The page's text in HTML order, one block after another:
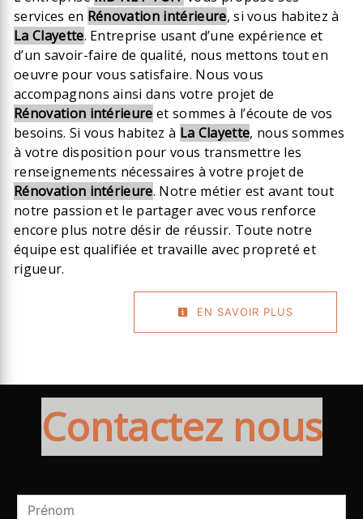
services en Rénovation intérieure, si vous habitez à
La Clayette. Entreprise usant d’une expérience et
d’un savoir-faire de qualité, nous mettons tout en
oeuvre pour vous satisfaire. Nous vous
accompagnons ainsi dans votre projet de
Rénovation intérieure et sommes à l’écoute de vos
besoins. Si vous habitez à La Clayette, nous sommes
à votre disposition pour vous transmettre les
renseignements nécessaires à votre projet de
Rénovation intérieure. Notre métier est avant tout
notre passion et le partager avec vous renforce
encore plus notre désir de réussir. Toute notre
équipe est qualifiée et travaille avec propreté et
rigueur.
EN SAVOIR PLUS
Contactez nous